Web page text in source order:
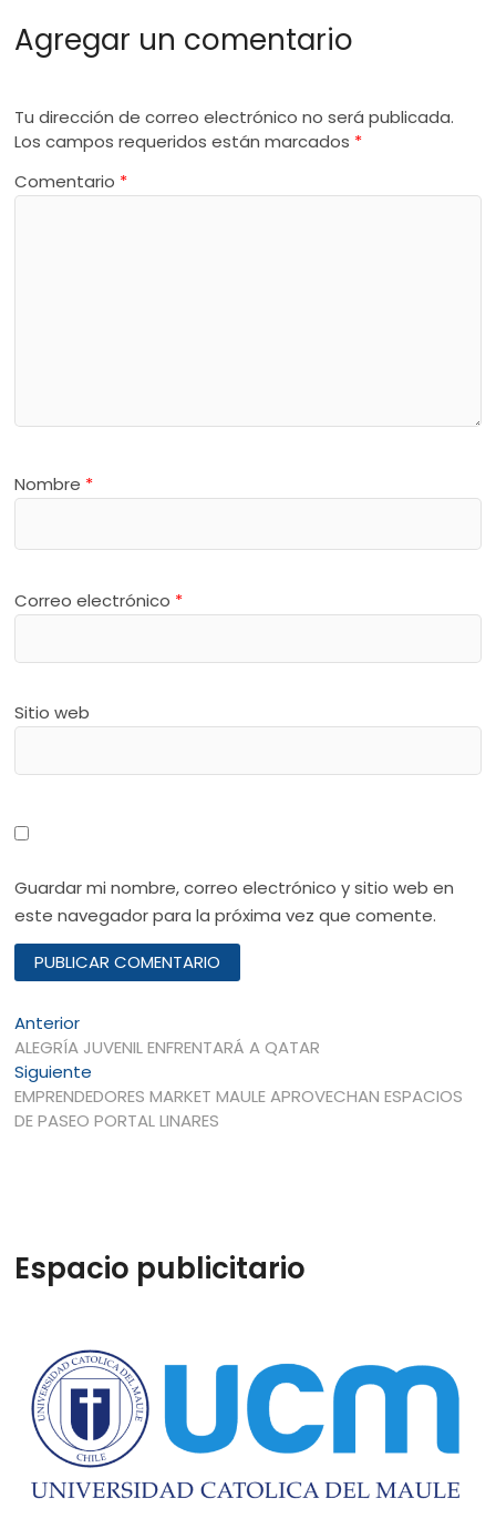
Agregar un comentario
Tu dirección de correo electrónico no será publicada.
Los campos requeridos están marcados *
Comentario *
Nombre *
Correo electrónico *
Sitio web
Guardar mi nombre, correo electrónico y sitio web en
este navegador para la próxima vez que comente.
Navegación
de
entradas
AnteriorEntrada
anterior:
ALEGRÍA JUVENIL ENFRENTARÁ A QATAR
Siguiente
siguiente:
EMPRENDEDORES MARKET MAULE APROVECHAN ESPACIOS
DE PASEO PORTAL LINARES
Espacio publicitario